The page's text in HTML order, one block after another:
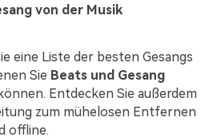
von der Musik
eine Liste der besten Gesangs
Sie Beats und Gesang
können. Entdecken Sie außerdem
zum mühelosen Entfernen
offline.